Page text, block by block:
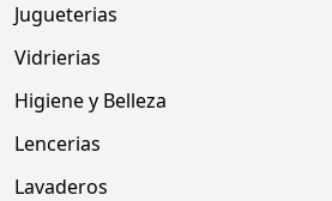
Jugueterias
Vidrierias
Higiene y Belleza
Lencerias
Lavaderos